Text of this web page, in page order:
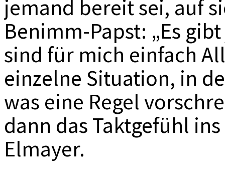
jemand bereit sei, auf
Benimm-Papst: „Es
sind für mich einfach
einzelne Situation, in
was eine Regel
dann das Taktgefühl
Elmayer.